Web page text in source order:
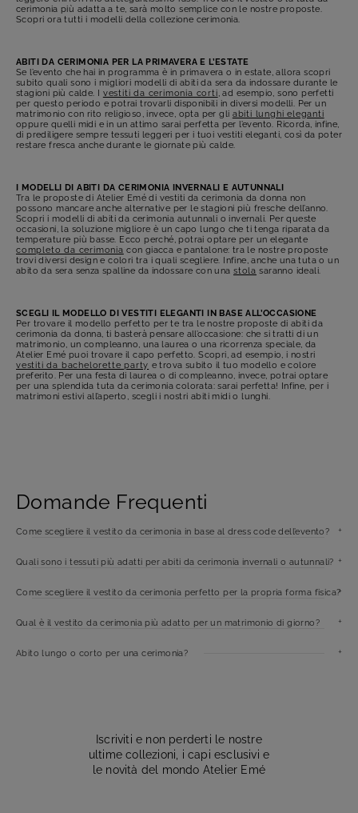
cerimonia più adatta a te, sarà molto semplice con le nostre proposte.
Scopri ora tutti i modelli della collezione cerimonia.
ABITI DA CERIMONIA PER LA PRIMAVERA E L’ESTATE
Se l’evento che hai in programma è in primavera o in estate, allora scopri
subito quali sono i migliori modelli di abiti da sera da indossare durante le
stagioni più calde. I vestiti da cerimonia corti, ad esempio, sono perfetti
per questo periodo e potrai trovarli disponibili in diversi modelli. Per un
matrimonio con rito religioso, invece, opta per gli abiti lunghi eleganti
oppure quelli midi e in un attimo sarai perfetta per l’evento. Ricorda, infine,
di prediligere sempre tessuti leggeri per i tuoi vestiti eleganti, così da poter
restare fresca anche durante le giornate più calde.
I MODELLI DI ABITI DA CERIMONIA INVERNALI E AUTUNNALI
Tra le proposte di Atelier Emé di vestiti da cerimonia da donna non
possono mancare anche alternative per le stagioni più fresche dell’anno.
Scopri i modelli di abiti da cerimonia autunnali o invernali. Per queste
occasioni, la soluzione migliore è un capo lungo che ti tenga riparata da
temperature più basse. Ecco perché, potrai optare per un elegante
completo da cerimonia con giacca e pantalone: tra le nostre proposte
trovi diversi design e colori tra i quali scegliere. Infine, anche una tuta o un
abito da sera senza spalline da indossare con una stola saranno ideali.
SCEGLI IL MODELLO DI VESTITI ELEGANTI IN BASE ALL’OCCASIONE
Per trovare il modello perfetto per te tra le nostre proposte di abiti da
cerimonia da donna, ti basterà pensare all’occasione: che si tratti di un
matrimonio, un compleanno, una laurea o una ricorrenza speciale, da
Atelier Emé puoi trovare il capo perfetto. Scopri, ad esempio, i nostri
vestiti da bachelorette party e trova subito il tuo modello e colore
preferito. Per una festa di laurea o di compleanno, invece, potrai optare
per una splendida tuta da cerimonia colorata: sarai perfetta! Infine, per i
matrimoni estivi all’aperto, scegli i nostri abiti midi o lunghi.
Domande Frequenti
Come scegliere il vestito da cerimonia in base al dress code dell’evento?
Quali sono i tessuti più adatti per abiti da cerimonia invernali o autunnali?
Come scegliere il vestito da cerimonia perfetto per la propria forma fisica?
Qual è il vestito da cerimonia più adatto per un matrimonio di giorno?
Abito lungo o corto per una cerimonia?
Iscriviti e non perderti le nostre
ultime collezioni, i capi esclusivi e
le novità del mondo Atelier Emé